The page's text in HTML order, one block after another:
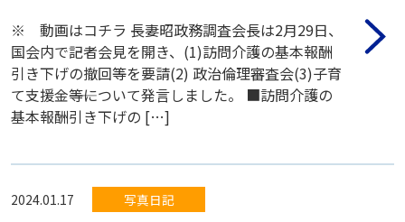
※ 動画はコチラ 長妻昭政務調査会長は2月29日、
国会内で記者会見を開き、(1)訪問介護の基本報酬
引き下げの撤回等を要請(2) 政治倫理審査会(3)子育
て支援金――等について発言しました。 ■訪問介護の
基本報酬引き下げの […]
2024.01.17 写真日記